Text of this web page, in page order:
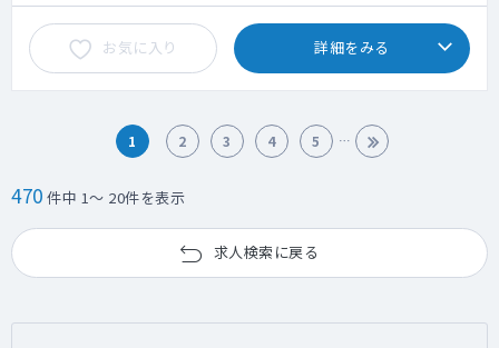
お気に入り 詳細をみる
1 2 3 4 5
470 件中 1～ 20件を表示
求人検索に戻る